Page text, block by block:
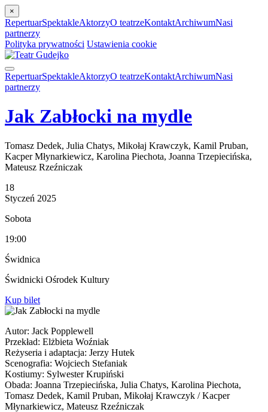
×
RepertuarSpektakleAktorzyO teatrzeKontaktArchiwumNasi
partnerzy
Polityka prywatności Ustawienia cookie
RepertuarSpektakleAktorzyO teatrzeKontaktArchiwumNasi
partnerzy
Jak Zabłocki na mydle
Tomasz Dedek, Julia Chatys, Mikołaj Krawczyk, Kamil Pruban,
Kacper Młynarkiewicz, Karolina Piechota, Joanna Trzepiecińska,
Mateusz Rzeźniczak
18
Styczeń 2025
Sobota
19:00
Świdnica
Świdnicki Ośrodek Kultury
Kup bilet
Autor: Jack Popplewell
Przekład: Elżbieta Woźniak
Reżyseria i adaptacja: Jerzy Hutek
Scenografia: Wojciech Stefaniak
Kostiumy: Sylwester Krupiński
Obada: Joanna Trzepiecińska, Julia Chatys, Karolina Piechota,
Tomasz Dedek, Kamil Pruban, Mikołaj Krawczyk / Kacper
Młynarkiewicz, Mateusz Rzeźniczak